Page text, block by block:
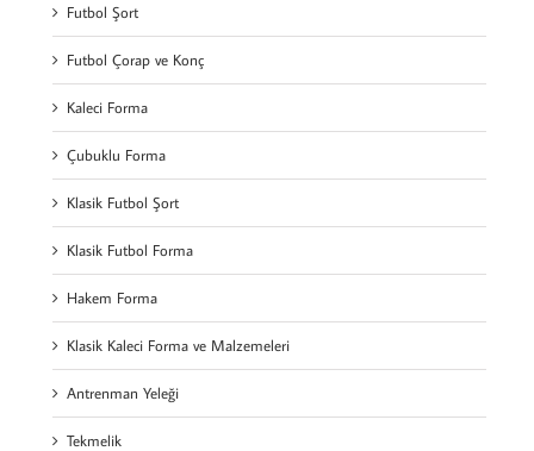
Futbol Şort
Futbol Çorap ve Konç
Kaleci Forma
Çubuklu Forma
Klasik Futbol Şort
Klasik Futbol Forma
Hakem Forma
Klasik Kaleci Forma ve Malzemeleri
Antrenman Yeleği
Tekmelik